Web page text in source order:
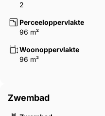
2
Perceeloppervlakte
96 m²
Woonoppervlakte
96 m²
Zwembad